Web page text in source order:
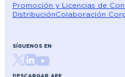
Promoción y Licencias de
DistribuciónColaboración
SÍGUENOS EN
DESCARGAR APP